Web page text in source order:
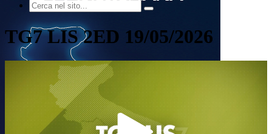
TG7 LIS 2ED 19/05/2026